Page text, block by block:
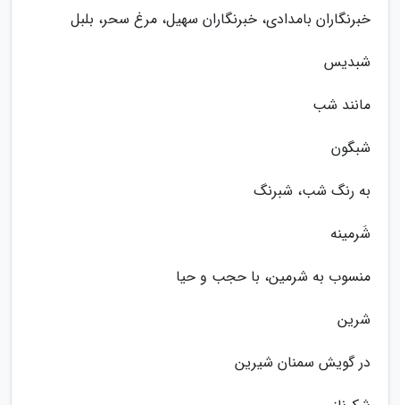
خبرنگاران بامدادی، خبرنگاران سهیل، مرغ سحر، بلبل
شبدیس
مانند شب
شبگون
به رنگ شب، شبرنگ
شَرمینه
منسوب به شرمین، با حجب و حیا
شرین
در گویش سمنان شیرین